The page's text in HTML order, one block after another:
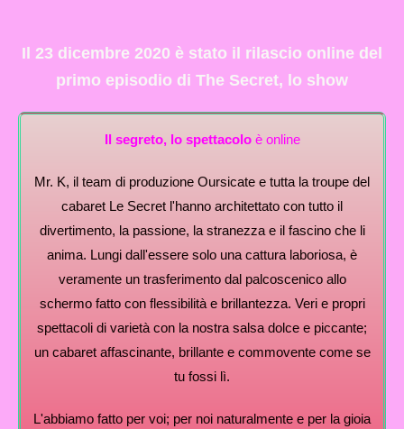
Il 23 dicembre 2020 è stato il rilascio online del
primo episodio di The Secret, lo show
Il segreto, lo spettacolo è online
Mr. K, il team di produzione Oursicate e tutta la troupe del
cabaret Le Secret l'hanno architettato con tutto il
divertimento, la passione, la stranezza e il fascino che li
anima. Lungi dall'essere solo una cattura laboriosa, è
veramente un trasferimento dal palcoscenico allo
schermo fatto con flessibilità e brillantezza. Veri e propri
spettacoli di varietà con la nostra salsa dolce e piccante;
un cabaret affascinante, brillante e commovente come se
tu fossi lì.
L'abbiamo fatto per voi; per noi naturalmente e per la gioia